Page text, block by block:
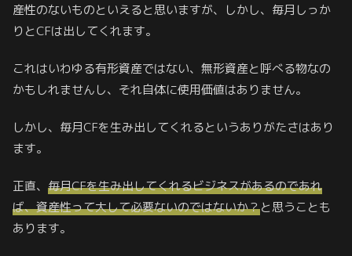
産性のないものといえると思いますが、しかし、毎月しっか
りとCFは出してくれます。
これはいわゆる有形資産ではない、無形資産と呼べる物なの
かもしれませんし、それ自体に使用価値はありません。
しかし、毎月CFを生み出してくれるというありがたさはあり
ます。
正直、 毎月CFを生み出してくれるビジネスがあるのであれ
ば、資産性って大して必要ないのではないか？と思うことも
あります。